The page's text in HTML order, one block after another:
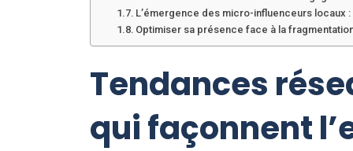
L’émergence des micro-influenceurs locaux
Optimiser sa présence face à la
Tendances
qui façonnent